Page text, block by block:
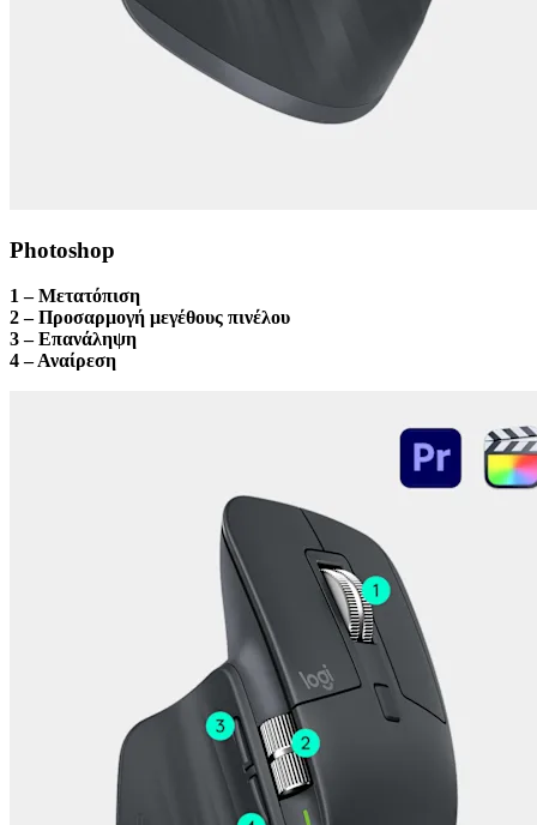
Photoshop
1 – Μετατόπιση
2 – Προσαρμογή μεγέθους πινέλου
3 – Επανάληψη
4 – Αναίρεση